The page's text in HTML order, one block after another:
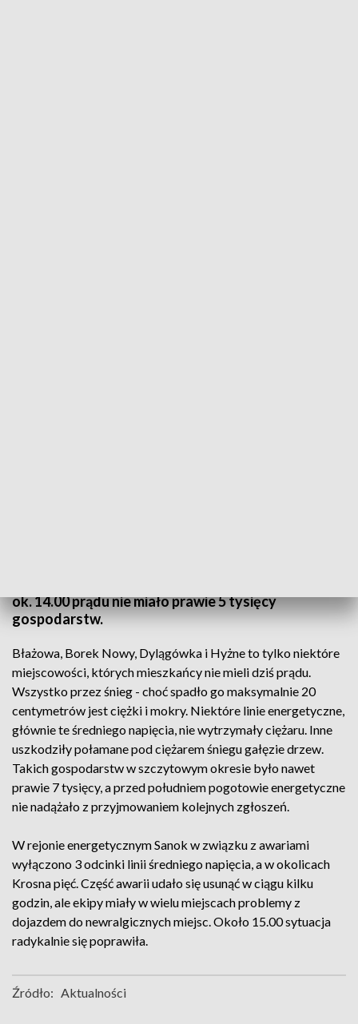
ok. 14.00 prądu nie miało prawie 5 tysięcy
gospodarstw.
Błażowa, Borek Nowy, Dylągówka i Hyżne to tylko niektóre
miejscowości, których mieszkańcy nie mieli dziś prądu.
Wszystko przez śnieg - choć spadło go maksymalnie 20
centymetrów jest ciężki i mokry. Niektóre linie energetyczne,
głównie te średniego napięcia, nie wytrzymały ciężaru. Inne
uszkodziły połamane pod ciężarem śniegu gałęzie drzew.
Takich gospodarstw w szczytowym okresie było nawet
prawie 7 tysięcy, a przed południem pogotowie energetyczne
nie nadążało z przyjmowaniem kolejnych zgłoszeń.
W rejonie energetycznym Sanok w związku z awariami
wyłączono 3 odcinki linii średniego napięcia, a w okolicach
Krosna pięć. Część awarii udało się usunąć w ciągu kilku
godzin, ale ekipy miały w wielu miejscach problemy z
dojazdem do newralgicznych miejsc. Około 15.00 sytuacja
radykalnie się poprawiła.
Źródło: Aktualności